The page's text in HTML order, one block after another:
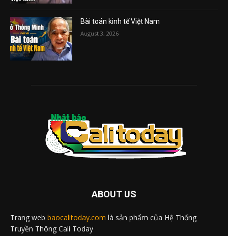
Bài toán kinh tế Việt Nam
August 3, 2026
ABOUT US
Trang web baocalitoday.com là sản phẩm của Hệ Thống
Truyền Thông Cali Today